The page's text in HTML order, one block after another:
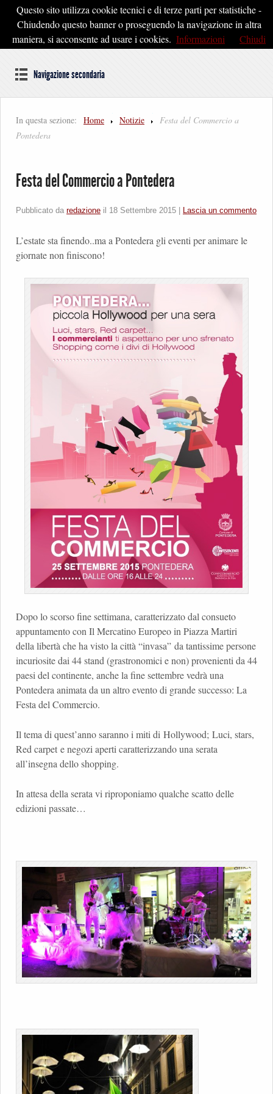
Pontedera2020
Dal cuore della Toscana un'idea di Futuro
Navigazione secondaria
In questa sezione: Home Notizie
Festa del Commercio a
Pontedera
Festa del Commercio a Pontedera
Pubblicato da redazione il 18 Settembre 2015 Lascia un commento
L’estate sta finendo..ma a Pontedera gli eventi per animare le
giornate non finiscono!
Dopo lo scorso fine settimana, caratterizzato dal consueto
appuntamento con Il Mercatino Europeo in Piazza Martiri
della libertà che ha visto la città “invasa” da tantissime persone
incuriosite dai 44 stand (grastronomici e non) provenienti da 44
paesi del continente, anche la fine settembre vedrà una
Pontedera animata da un altro evento di grande successo: La
Festa del Commercio.
Il tema di quest’anno saranno i miti di Hollywood; Luci, stars,
Red carpet e negozi aperti caratterizzando una serata
all’insegna dello shopping.
In attesa della serata vi riproponiamo qualche scatto delle
edizioni passate…
Questo sito utilizza cookie tecnici e di terze parti per statistiche -
Chiudendo questo banner o proseguendo la navigazione in altra
maniera, si acconsente ad usare i cookies. Informazioni Chiudi